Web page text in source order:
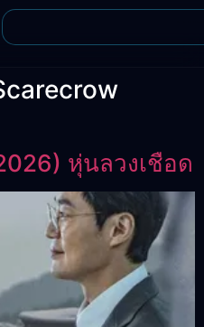
หุ่นลวงเชือด